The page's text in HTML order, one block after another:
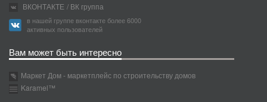
ВКОНТАКТЕ / ВК группа
в нашей группе вконтакте более 6000
активных пользователей
Вам может быть интересно
Маркет Дом - маркетплейс по строительству домов
Karamel™